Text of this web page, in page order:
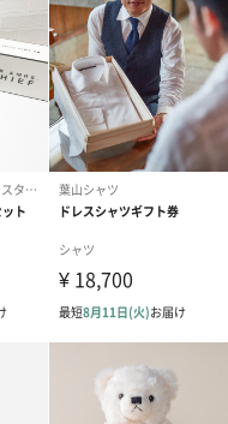
ル＆ハン
ピンクグ
ツ）
シャワージェ
ドクリーム（
ッシュローズ
円）
。